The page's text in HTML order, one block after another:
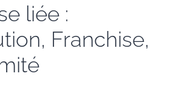
liée :
Franchise,